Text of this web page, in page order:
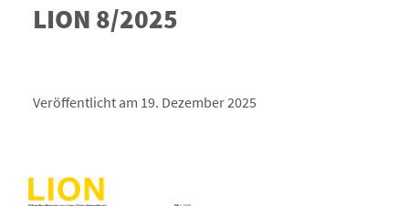
LION 8/2025
Veröffentlicht am 19. Dezember 2025